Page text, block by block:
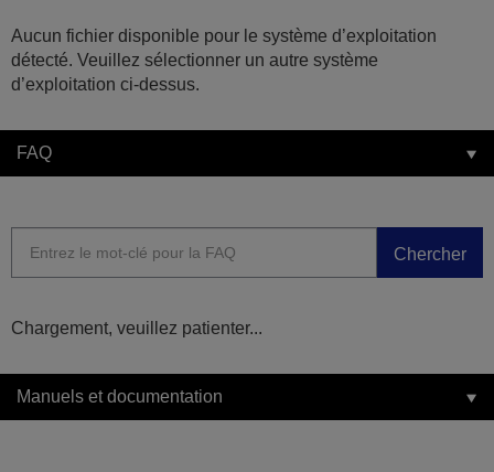
Aucun fichier disponible pour le système d’exploitation
détecté. Veuillez sélectionner un autre système
d’exploitation ci-dessus.
FAQ
Chercher
Chargement, veuillez patienter...
Manuels et documentation